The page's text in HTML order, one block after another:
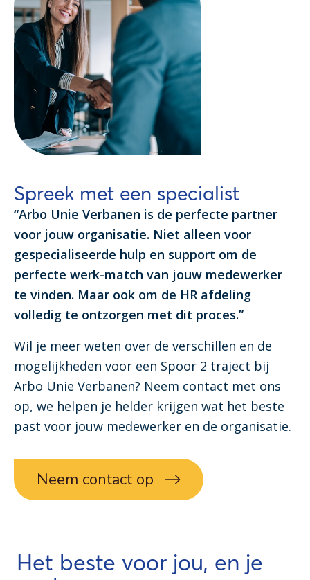
Spreek met een specialist
“Arbo Unie Verbanen is de perfecte partner
voor jouw organisatie. Niet alleen voor
gespecialiseerde hulp en support om de
perfecte werk-match van jouw medewerker
te vinden. Maar ook om de HR afdeling
volledig te ontzorgen met dit proces.”
Wil je meer weten over de verschillen en de
mogelijkheden voor een Spoor 2 traject bij
Arbo Unie Verbanen? Neem contact met ons
op, we helpen je helder krijgen wat het beste
past voor jouw medewerker en de organisatie.
Neem contact op
Het beste voor jou, en je